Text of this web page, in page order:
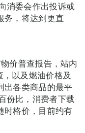
消委会作出投诉或
务，将达到更直
价普查报告，站内
以及燃油价格及
出各类商品的最平
份比，消费者下载
时格价，目前约有